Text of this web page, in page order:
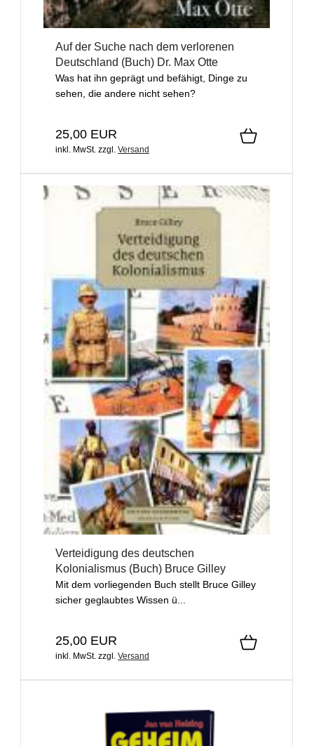
Auf der Suche nach dem verlorenen
Deutschland (Buch) Dr. Max Otte
Was hat ihn geprägt und befähigt, Dinge zu
sehen, die andere nicht sehen?
25,00 EUR
inkl. MwSt. zzgl. Versand
Verteidigung des deutschen
Kolonialismus (Buch) Bruce Gilley
Mit dem vorliegenden Buch stellt Bruce Gilley
sicher geglaubtes Wissen ü...
25,00 EUR
inkl. MwSt. zzgl. Versand